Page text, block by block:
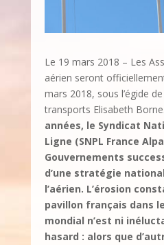
Le 19 mars 2018 – Les
aérien seront
mars 2018, sous l’égide
transports Elisabeth Borne.
années, le Syndicat
Ligne (SNPL France
Gouvernements
d’une stratégie
l’aérien. L’érosion
pavillon français dans
mondial n’est ni
hasard : alors que